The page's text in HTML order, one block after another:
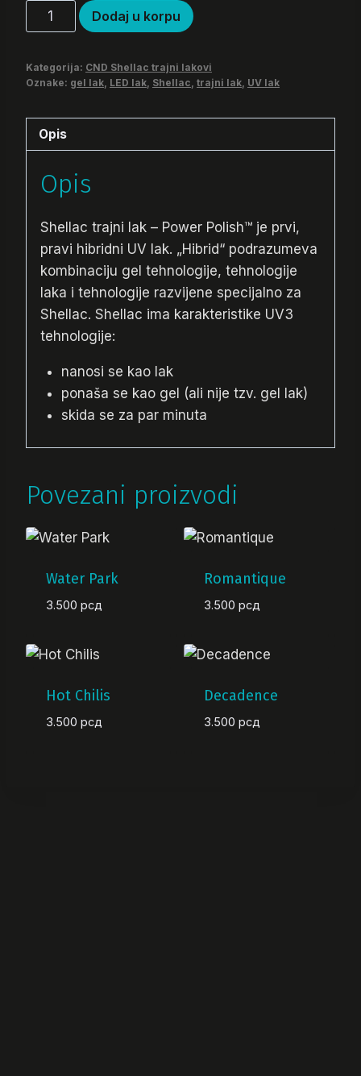
Silver
VIP
količina
Dodaj u korpu
Kategorija: CND Shellac trajni lakovi
Oznake: gel lak LED lak Shellac trajni lak UV lak
Opis
Opis
Shellac trajni lak – Power Polish™ je prvi,
pravi hibridni UV lak. „Hibrid“ podrazumeva
kombinaciju gel tehnologije, tehnologije
laka i tehnologije razvijene specijalno za
Shellac. Shellac ima karakteristike UV3
tehnologije:
nanosi se kao lak
ponaša se kao gel (ali nije tzv. gel lak)
skida se za par minuta
Povezani proizvodi
Water Park
3.500 рсд
Romantique
3.500 рсд
Hot Chilis
3.500 рсд
Decadence
3.500 рсд